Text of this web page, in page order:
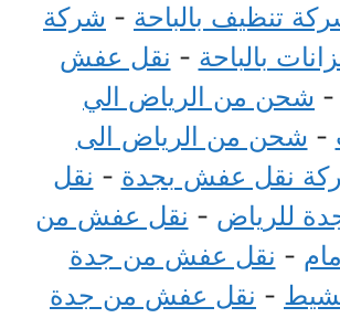
تنظيف بالباحة- شركة
بالباحة- نقل عفش
شحن من الرياض الي
شحن من الرياض الى
نقل عفش بجدة- نقل
للرياض- نقل عفش من
- نقل عفش من جدة
- نقل عفش من جدة